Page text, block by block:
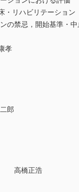
リハビリテーション
禁忌，開始基準・中
孝
郎
高橋正浩